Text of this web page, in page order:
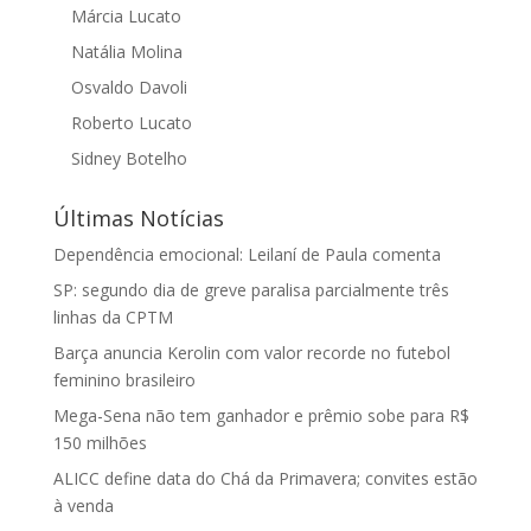
Márcia Lucato
Natália Molina
Osvaldo Davoli
Roberto Lucato
Sidney Botelho
Últimas Notícias
Dependência emocional: Leilaní de Paula comenta
SP: segundo dia de greve paralisa parcialmente três
linhas da CPTM
Barça anuncia Kerolin com valor recorde no futebol
feminino brasileiro
Mega-Sena não tem ganhador e prêmio sobe para R$
150 milhões
ALICC define data do Chá da Primavera; convites estão
à venda